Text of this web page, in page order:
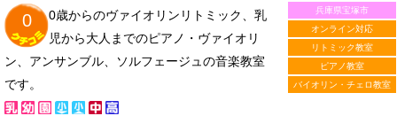
兵庫県宝塚市
オンライン対応
リトミック教室
ピアノ教室
バイオリン・チェロ教室
0
0歳からのヴァイオリンリトミック、乳
児から大人までのピアノ・ヴァイオリ
ン、アンサンブル、ソルフェージュの音楽教室
です。